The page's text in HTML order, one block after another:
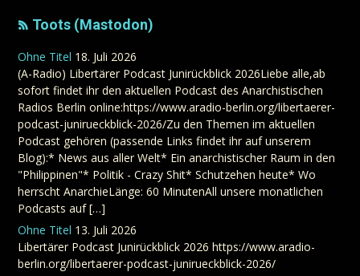
Toots (Mastodon)
Ohne Titel 18. Juli 2026
(A-Radio) Libertärer Podcast Junirückblick 2026Liebe alle,ab
sofort findet ihr den aktuellen Podcast des Anarchistischen
Radios Berlin online:https://www.aradio-berlin.org/libertaerer-
podcast-junirueckblick-2026/Zu den Themen im aktuellen
Podcast gehören (passende Links findet ihr auf unserem
Blog):* News aus aller Welt* Ein anarchistischer Raum in den
"Philippinen"* Politik - Crazy Shit* Schutzehen heute* Wo
herrscht AnarchieLänge: 60 MinutenAll unsere monatlichen
Podcasts auf […]
Ohne Titel 13. Juli 2026
Libertärer Podcast Junirückblick 2026 https://www.aradio-
berlin.org/libertaerer-podcast-junirueckblick-2026/